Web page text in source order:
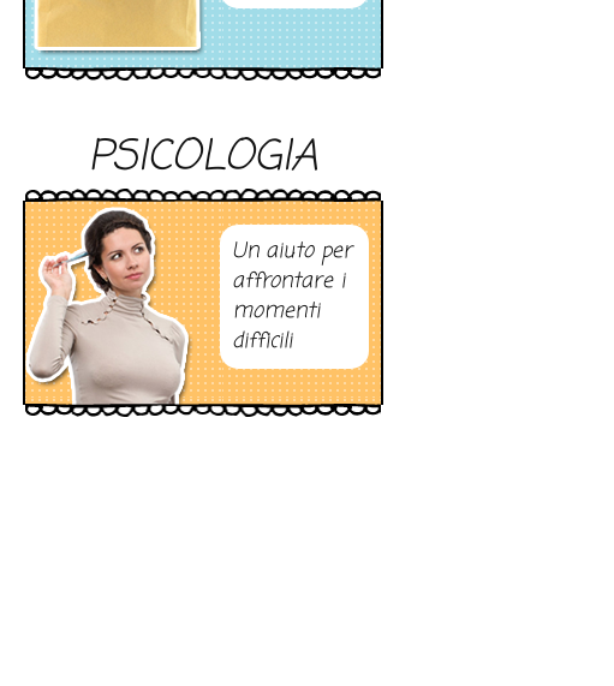
PSICOLOGIA
Un aiuto per
affrontare i
momenti
difficili